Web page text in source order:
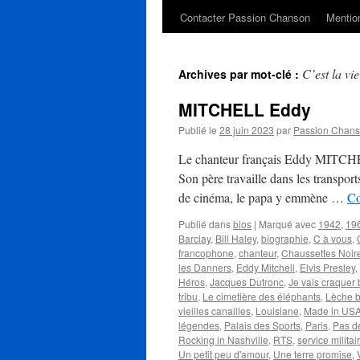
Contacter Passion Chanson
Archives par mot-clé : C’est la
MITCHELL Eddy
Publié le 28 juin 2023 par Passion
Le chanteur français Eddy
Son père travaille dans les
de cinéma, le papa y emmène …
Publié dansbios | Marqué avec 1942,
Barclay, Bill Haley, biographie, C à vous,
francophone, chanteur, Chaussettes
les Danners, Eddy Mitchell, Elvis Presley,
Héros, Jacques Dutronc, Je vais craquer
tribu, Le cimetière des éléphants, Lèche
vieilles canailles, Louisiane, Made in
légendes, Palais des Sports, Paris, Pas
Rocking in Nashville, RTS, service
Un petit peu d'amour, Une terre promise,